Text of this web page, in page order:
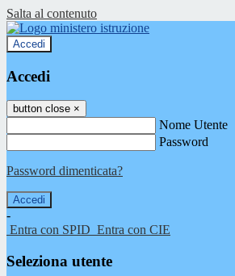
Salta al contenuto
Accedi
Accedi
button close ×
Nome Utente
Password
Password dimenticata?
-
Entra con SPID Entra con CIE
Seleziona utente